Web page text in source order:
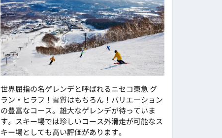
世界屈指の名ゲレンデと呼ばれるニセコ東急 グ
ラン・ヒラフ！雪質はもちろん！バリエーション
の豊富なコース。雄大なゲレンデが待っていま
す。スキー場では珍しいコース外滑走が可能なス
キー場としても高い評価があります。